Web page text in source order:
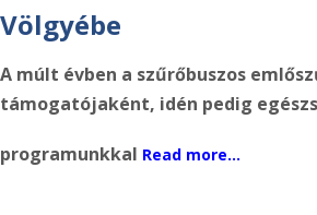
Völgyébe
A múlt évben a szűrőbuszos
támogatójaként, idén pedig
programunkkal Read more…